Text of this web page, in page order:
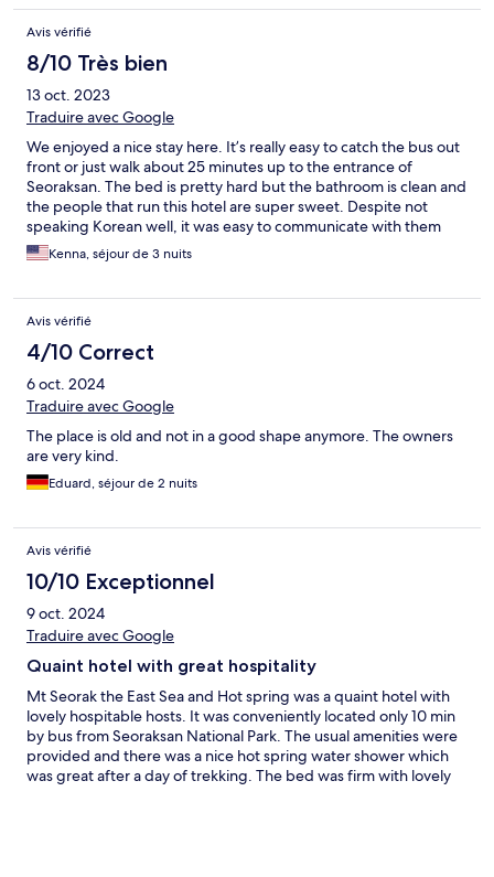
Avis vérifié
8/10 Très bien
13 oct. 2023
Traduire avec Google
We enjoyed a nice stay here. It’s really easy to catch the bus out
front or just walk about 25 minutes up to the entrance of
Seoraksan. The bed is pretty hard but the bathroom is clean and
the people that run this hotel are super sweet. Despite not
speaking Korean well, it was easy to communicate with them
and check-in/out was really fast.
Kenna, séjour de 3 nuits
Avis vérifié
4/10 Correct
6 oct. 2024
Traduire avec Google
The place is old and not in a good shape anymore. The owners
are very kind.
Eduard, séjour de 2 nuits
Avis vérifié
10/10 Exceptionnel
9 oct. 2024
Traduire avec Google
Quaint hotel with great hospitality
Mt Seorak the East Sea and Hot spring was a quaint hotel with
lovely hospitable hosts. It was conveniently located only 10 min
by bus from Seoraksan National Park. The usual amenities were
provided and there was a nice hot spring water shower which
was great after a day of trekking. The bed was firm with lovely